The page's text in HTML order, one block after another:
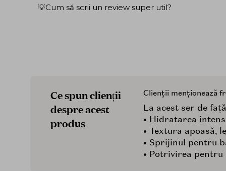
💡Cum să scrii un review super util?
Ce spun clienții
despre acest
produs
Clienții menționează
La acest ser de
• Hidratarea
• Textura apoasă,
• Sprijinul pentru
• Potrivirea pentru